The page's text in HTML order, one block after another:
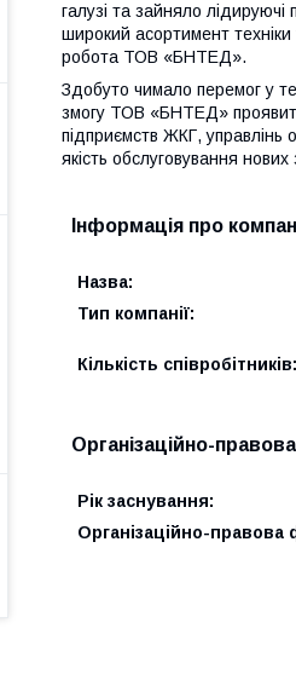
галузі та зайняло лідируючі
широкий асортимент
робота ТОВ «БНТЕД».
Здобуто чимало перемог у
змогу ТОВ «БНТЕД»
підприємств ЖКГ, управлінь
якість обслуговування
Інформація про
Назва:
Тип компанії:
Кількість співробітників:
Організаційно-
Рік заснування:
Організаційно-правова